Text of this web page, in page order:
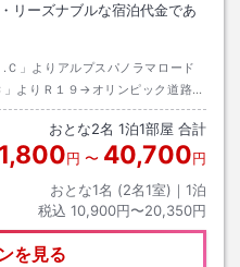
リーズナブルな宿泊代金であ
Ｃ」よりアルプスパノラマロード
よりＲ１９→オリンピック道路、
８でそれぞれ約６０分。
おとな2名 1泊1部屋 合計
円 〜 40,700円
おとな1名 (2名1室)｜ 1泊
税込 10,900円〜20,350円
を見る